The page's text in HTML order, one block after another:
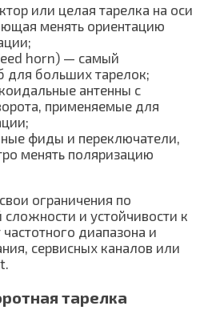
или целая тарелка на оси
менять ориентацию
horn) — самый
для больших тарелок;
антенны с
применяемые для
фиды и переключатели,
менять поляризацию
ограничения по
сложности и устойчивости к
диапазона и
сервисных каналов или
тарелка